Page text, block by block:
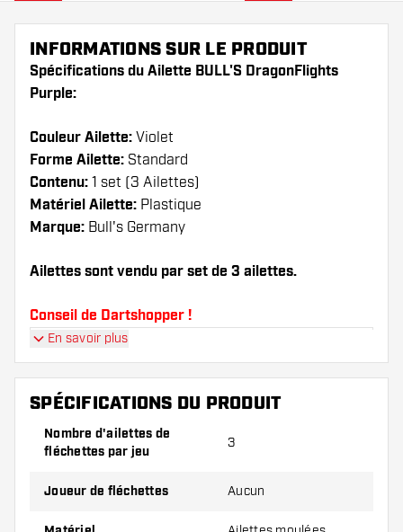
INFORMATIONS SUR LE PRODUIT
Spécifications du Ailette BULL'S DragonFlights
Purple:
Couleur Ailette: Violet
Forme Ailette: Standard
Contenu: 1 set (3 Ailettes)
Matériel Ailette: Plastique
Marque: Bull's Germany
Ailettes sont vendu par set de 3 ailettes.
Conseil de Dartshopper !
et de tiges. Ils peuvent être endommagés ou
cassés à l'usage.
Essayez une forme, un matériau ou une
la variante qui vous convient le mieux !
En savoir plus
SPÉCIFICATIONS DU PRODUIT
Nombre d'ailettes de
fléchettes par jeu
3
Joueur de fléchettes Aucun